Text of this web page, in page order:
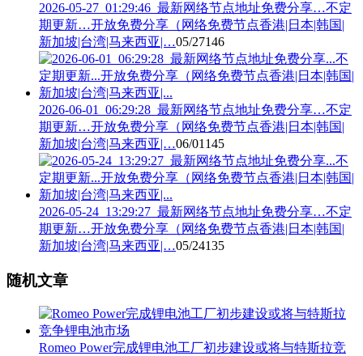
2026-05-27_01:29:46_最新网络节点地址免费分享…不定
期更新…开放免费分享（网络免费节点香港|日本|韩国|
新加坡|台湾|马来西亚|…05/27146
2026-06-01_06:29:28_最新网络节点地址免费分享…不定
期更新…开放免费分享（网络免费节点香港|日本|韩国|
新加坡|台湾|马来西亚|…06/01 145
2026-05-24_13:29:27_最新网络节点地址免费分享…不定
期更新…开放免费分享（网络免费节点香港|日本|韩国|
新加坡|台湾|马来西亚|…05/24135
随机文章
Romeo Power完成锂电池工厂初步建设或将与特斯拉竞